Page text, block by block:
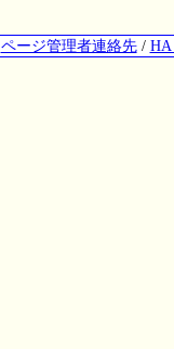
ページ管理者連絡先/ HA